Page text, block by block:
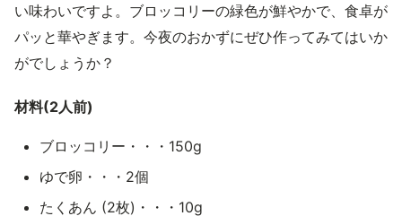
い味わいですよ。ブロッコリーの緑色が鮮やかで、食卓が
パッと華やぎます。今夜のおかずにぜひ作ってみてはいか
がでしょうか？
材料(2人前)
ブロッコリー・・・150g
ゆで卵・・・2個
たくあん (2枚)・・・10g